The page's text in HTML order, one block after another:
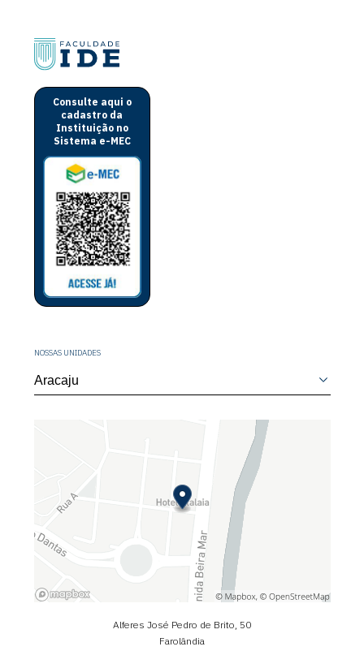
Consulte aqui o
cadastro da
Instituição no
Sistema e-MEC
NOSSAS UNIDADES
Alferes José Pedro de Brito, 50
Farolândia